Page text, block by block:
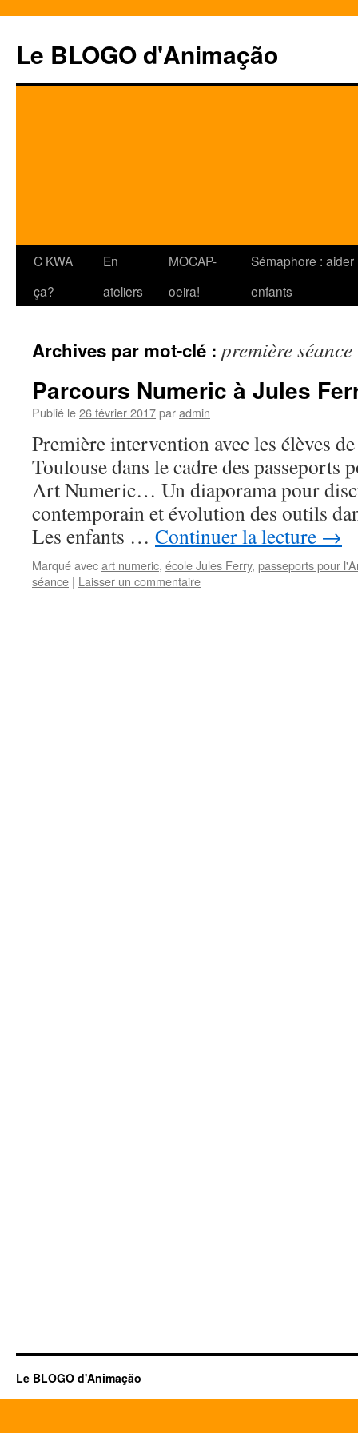
Le BLOGO d'Animação
Aller
C KWA
ça?
En
ateliers
MOCAP-
oeira!
Sémaphore : aider
enfants
Archives par mot-clé : première séance
Parcours Numeric à Jules
Publié le26 février 2017paradmin
Première intervention avec les élèves
Toulouse dans le cadre des passeports
Art Numeric… Un diaporama pour
contemporain et évolution des outils
Les enfants … Continuer la lecture →
Marqué avecart numeric, école Jules Ferry, passeports pour
séance | Laisser un commentaire
Le BLOGO d'Animação